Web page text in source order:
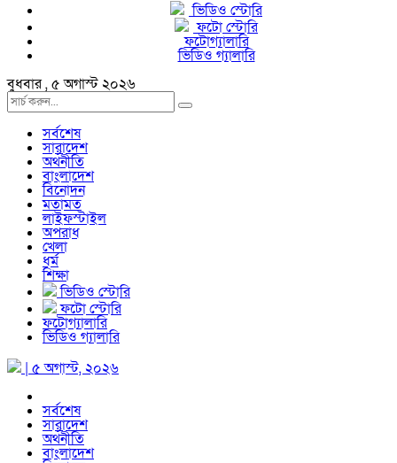
ভিডিও স্টোরি
ফটো স্টোরি
ফটোগ্যালারি
ভিডিও গ্যালারি
বুধবার , ৫ অগাস্ট ২০২৬
সর্বশেষ
সারাদেশ
অর্থনীতি
বাংলাদেশ
বিনোদন
মতামত
লাইফস্টাইল
অপরাধ
খেলা
ধর্ম
শিক্ষা
ভিডিও স্টোরি
ফটো স্টোরি
ফটোগ্যালারি
ভিডিও গ্যালারি
| ৫ অগাস্ট, ২০২৬
সর্বশেষ
সারাদেশ
অর্থনীতি
বাংলাদেশ